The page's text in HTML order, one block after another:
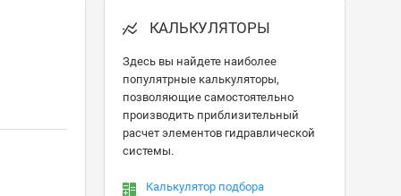
КАЛЬКУЛЯТОРЫ
Здесь вы найдете наиболее
популятрные калькуляторы,
позволяющие самостоятельно
производить приблизительный
расчет элементов гидравлической
системы.
Калькулятор подбора